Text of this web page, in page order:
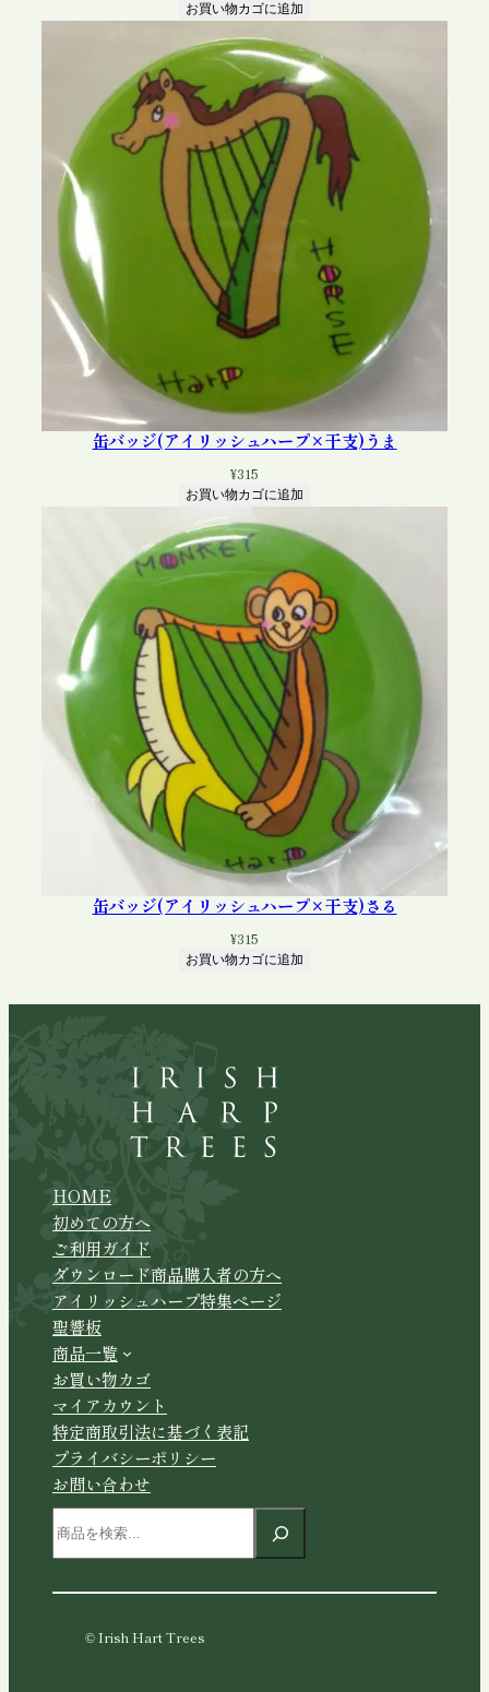
お買い物カゴに追加
缶バッジ(アイリッシュハープ×干支)うま
¥315
お買い物カゴに追加
缶バッジ(アイリッシュハープ×干支)さる
¥315
お買い物カゴに追加
HOME
初めての方へ
ご利用ガイド
ダウンロード商品購入者の方へ
アイリッシュハープ特集ページ
聖響板
商品一覧
お買い物カゴ
マイアカウント
特定商取引法に基づく表記
プライバシーポリシー
お問い合わせ
索
© Irish Hart Trees